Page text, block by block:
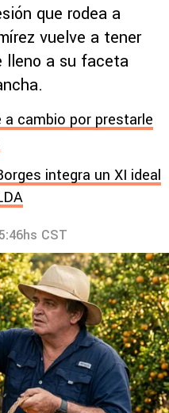
que rodea a
vuelve a tener
lleno a su faceta
a cambio por prestarle
integra un XI ideal
CST